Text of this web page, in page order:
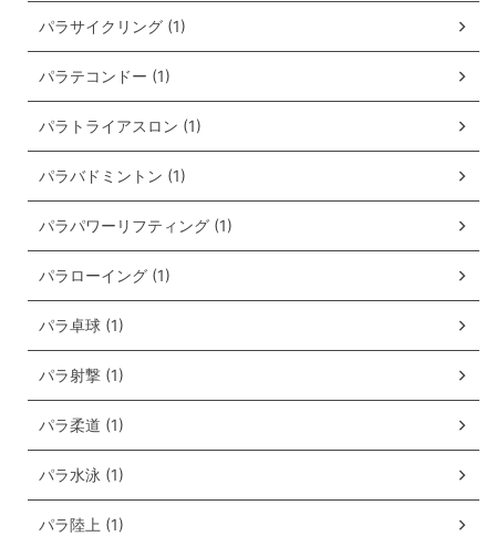
パラサイクリング (1)
パラテコンドー (1)
パラトライアスロン (1)
パラバドミントン (1)
パラパワーリフティング (1)
パラローイング (1)
パラ卓球 (1)
パラ射撃 (1)
パラ柔道 (1)
パラ水泳 (1)
パラ陸上 (1)